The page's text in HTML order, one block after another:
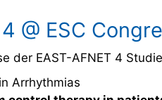
@ ESC
der EAST-AFNET 4
Arrhythmias